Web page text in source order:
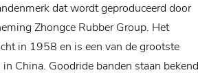
dat wordt geproduceerd door
Zhongce Rubber Group. Het
in 1958 en is een van de grootste
China. Goodride banden staan bekend